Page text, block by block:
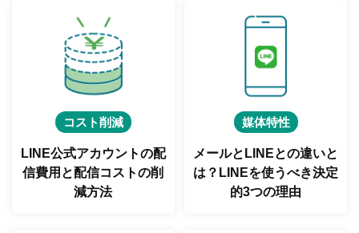
コスト削減
LINE公式アカウントの配
信費用と配信コストの削
減方法
媒体特性
メールとLINEとの違いと
は？ LINEを使うべき決定
的3つの理由